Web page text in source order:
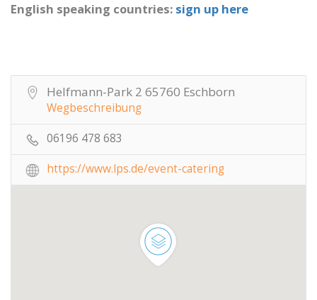
English speaking countries: sign up here
Helfmann-Park 2 65760 Eschborn
Wegbeschreibung
06196 478 683
https://www.lps.de/event-catering